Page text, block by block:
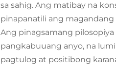
sa sahig. Ang matibay na
pinapanatili ang magandang
Ang pinagsamang
pangkabuuang anyo, na
pagtulog at positibong